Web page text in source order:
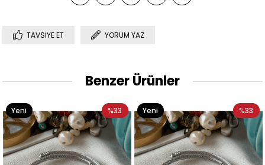
TAVSIYE ET YORUM YAZ
Benzer Ürünler
%33
Yeni
Ürün
%33
Yeni
Ürün